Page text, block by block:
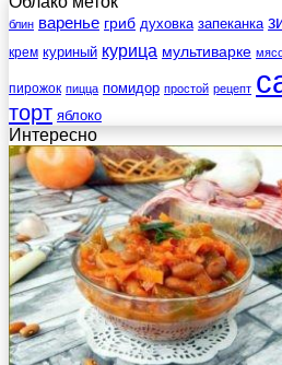
блин варенье гриб духовка запеканка
крем куриный курица мультиварке
пирожок пицца помидор простой рецепт
торт яблоко
Интересно